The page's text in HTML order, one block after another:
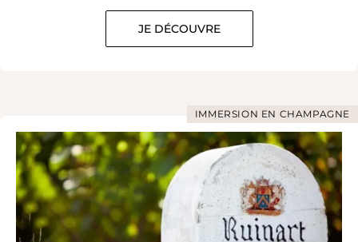
JE DÉCOUVRE
IMMERSION EN CHAMPAGNE